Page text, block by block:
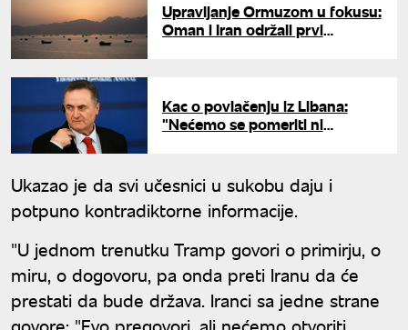
Upravljanje Ormuzom u fokusu:
Oman i Iran održali prvi
Kac o povlačenju iz Libana:
"Nećemo se pomeriti ni
Ukazao je da svi učesnici u sukobu daju i
potpuno kontradiktorne informacije.
"U jednom trenutku Tramp govori o primirju, o
miru, o dogovoru, pa onda preti Iranu da će
prestati da bude država. Iranci sa jedne strane